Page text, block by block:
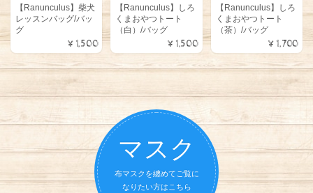
【Ranunculus】柴犬
レッスンバッグ/バッ
グ
¥1,500
【Ranunculus】しろ
くまおやつトート
（白）/バッグ
¥1,500
【Ranunculus】しろ
くまおやつトート
（茶）/バッグ
¥1,700
マスク
布マスクを纏めてご覧に
なりたい方はこちら